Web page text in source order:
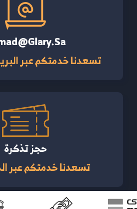
تسعدنا خدمتكم عبر
حجز تذكرة
تسعدنا خدمتكم عبر